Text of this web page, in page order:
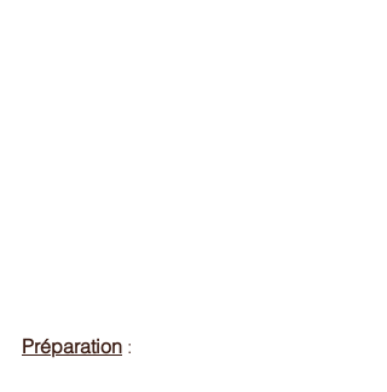
Préparation :